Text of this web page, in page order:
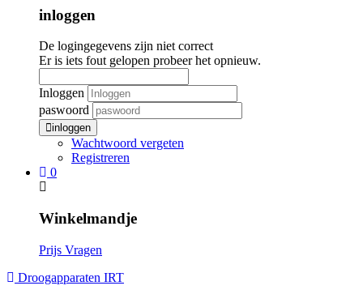
inloggen
De logingegevens zijn niet correct
Er is iets fout gelopen probeer het opnieuw.
Inloggen
paswoord
inloggen
Wachtwoord vergeten
Registreren
0
Winkelmandje
Prijs Vragen
Droogapparaten IRT